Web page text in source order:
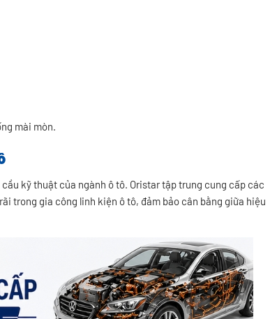
mài mòn.
kỹ thuật của ngành ô tô. Oristar tập trung cung cấp các
trong gia công linh kiện ô tô, đảm bảo cân bằng giữa hiệu